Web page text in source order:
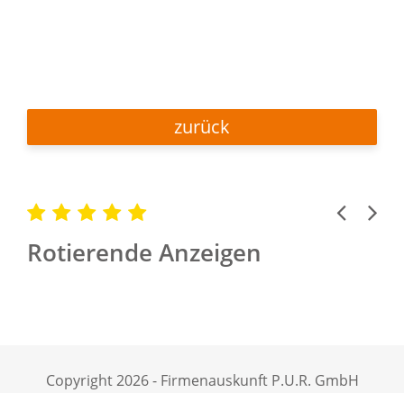
zurück
Rotierende Anzeigen
Previous
Next
Copyright 2026 - Firmenauskunft P.U.R. GmbH